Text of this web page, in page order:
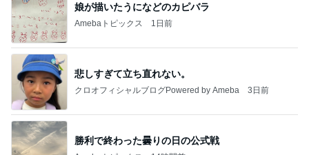
娘が描いたうになどのカピバラ
Amebaトピックス 1日前
悲しすぎて立ち直れない。
クロオフィシャルブログPowered by Ameba 3日前
勝利で終わった曇りの日の公式戦